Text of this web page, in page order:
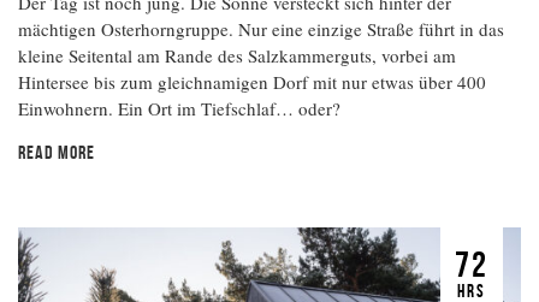
mächtigen Osterhorngruppe. Nur eine einzige Straße führt in das
kleine Seitental am Rande des Salzkammerguts, vorbei am
Hintersee bis zum gleichnamigen Dorf mit nur etwas über 400
Einwohnern. Ein Ort im Tiefschlaf… oder?
READ MORE
72
HRS